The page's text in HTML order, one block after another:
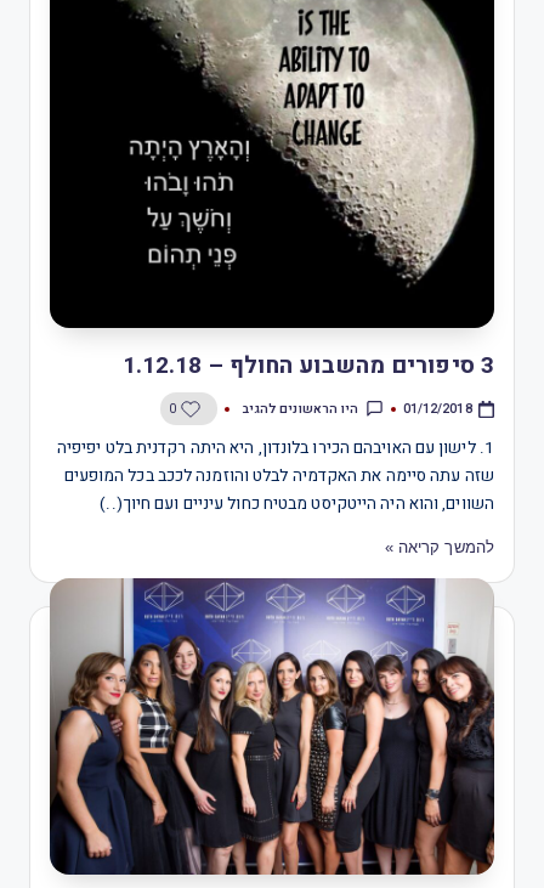
3 סיפורים מהשבוע החולף – 1.12.18
01/12/2018 היו הראשונים להגיב 0
1. לישון עם האויבהם הכירו בלונדון, היא היתה רקדנית בלט יפיפיה
שזה עתה סיימה את האקדמיה לבלט והוזמנה לככב בכל המופעים
השווים, והוא היה הייטקיסט מבטיח כחול עיניים ועם חיוך(..)
להמשך קריאה »